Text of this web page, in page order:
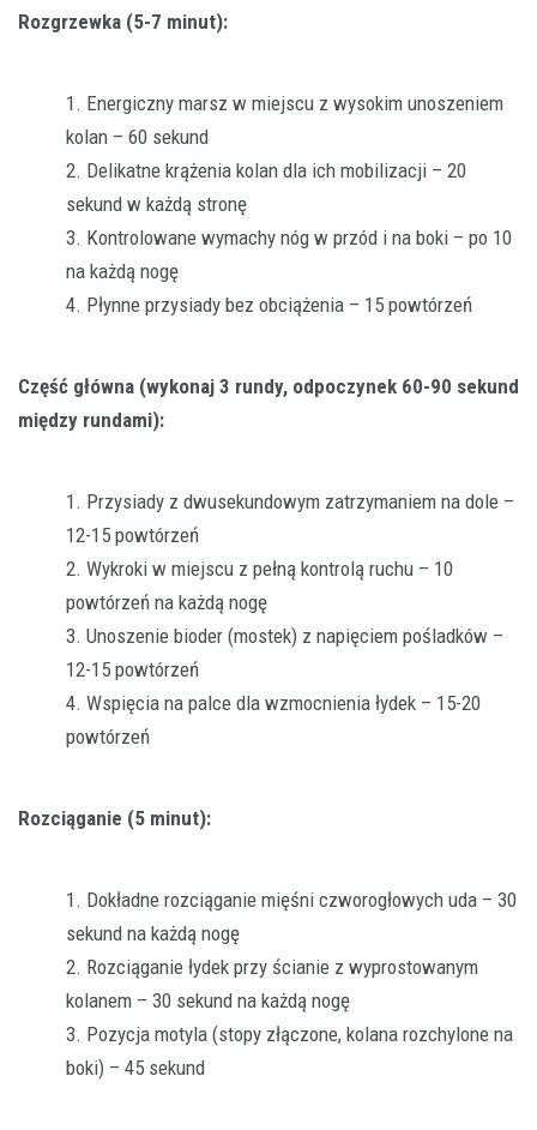
Rozgrzewka (5-7 minut):
Energiczny marsz w miejscu z wysokim unoszeniem
kolan – 60 sekund
Delikatne krążenia kolan dla ich mobilizacji – 20
sekund w każdą stronę
Kontrolowane wymachy nóg w przód i na boki – po 10
na każdą nogę
Płynne przysiady bez obciążenia – 15 powtórzeń
Część główna (wykonaj 3 rundy, odpoczynek 60-90 sekund
między rundami):
Przysiady z dwusekundowym zatrzymaniem na dole –
12-15 powtórzeń
Wykroki w miejscu z pełną kontrolą ruchu – 10
powtórzeń na każdą nogę
Unoszenie bioder (mostek) z napięciem pośladków –
12-15 powtórzeń
Wspięcia na palce dla wzmocnienia łydek – 15-20
powtórzeń
Rozciąganie (5 minut):
Dokładne rozciąganie mięśni czworogłowych uda – 30
sekund na każdą nogę
Rozciąganie łydek przy ścianie z wyprostowanym
kolanem – 30 sekund na każdą nogę
Pozycja motyla (stopy złączone, kolana rozchylone na
boki) – 45 sekund